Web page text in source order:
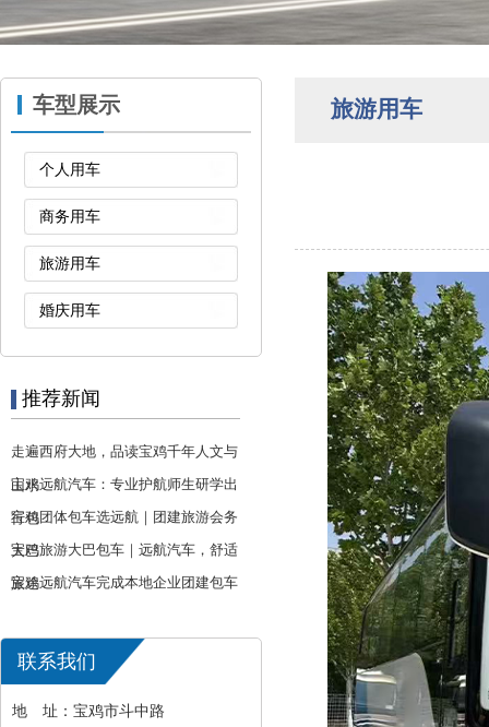
车型展示
个人用车
商务用车
旅游用车
婚庆用车
推荐新闻
走遍西府大地，品读宝鸡千年人文与
山水
宝鸡远航汽车：专业护航师生研学出
行包
宝鸡团体包车选远航｜团建旅游会务
大巴
宝鸡旅游大巴包车｜远航汽车，舒适
旅途
宝鸡远航汽车完成本地企业团建包车
联系我们
地 址：宝鸡市斗中路
旅游用车